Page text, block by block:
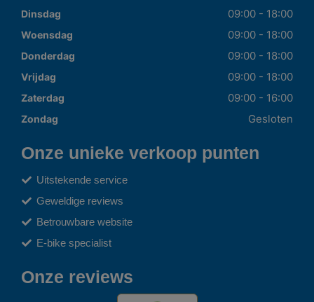
Dinsdag 09:00 - 18:00
Woensdag 09:00 - 18:00
Donderdag 09:00 - 18:00
Vrijdag 09:00 - 18:00
Zaterdag 09:00 - 16:00
Zondag Gesloten
Onze unieke verkoop punten
Uitstekende service
Geweldige reviews
Betrouwbare website
E-bike specialist
Onze reviews